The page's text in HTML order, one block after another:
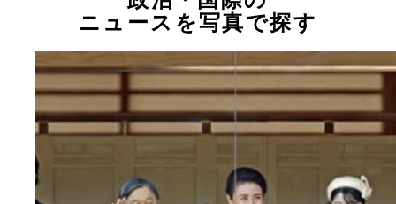
ニュースを写真で探す